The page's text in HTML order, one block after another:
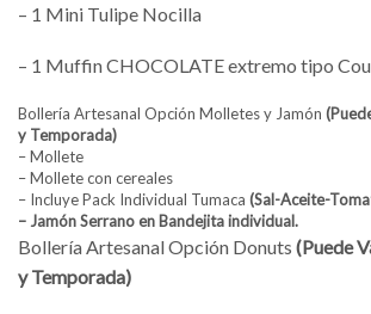
– 1 Mini Tulipe Nocilla
– 1 Muffin CHOCOLATE extremo tipo
Bollería Artesanal Opción Molletes y Jamón
y Temporada)
– Mollete
– Mollete con cereales
– Incluye Pack Individual Tumaca (Sal-Aceite-
– Jamón Serrano en Bandejita individual.
Bollería Artesanal Opción Donuts (Puede
y Temporada)